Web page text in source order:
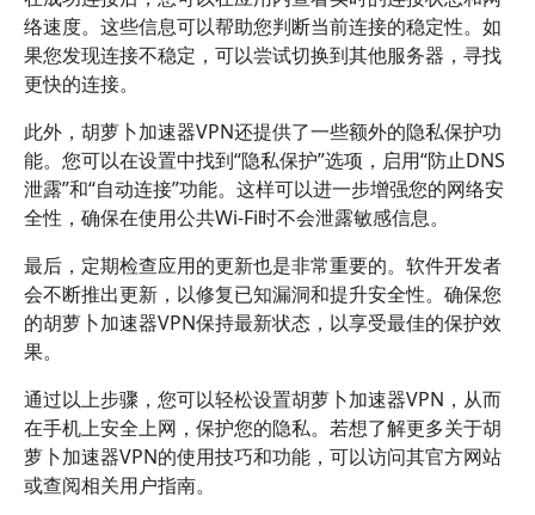
络速度。这些信息可以帮助您判断当前连接的稳定性。如
果您发现连接不稳定，可以尝试切换到其他服务器，寻找
更快的连接。
此外，胡萝卜加速器VPN还提供了一些额外的隐私保护功
能。您可以在设置中找到“隐私保护”选项，启用“防止DNS
泄露”和“自动连接”功能。这样可以进一步增强您的网络安
全性，确保在使用公共Wi-Fi时不会泄露敏感信息。
最后，定期检查应用的更新也是非常重要的。软件开发者
会不断推出更新，以修复已知漏洞和提升安全性。确保您
的胡萝卜加速器VPN保持最新状态，以享受最佳的保护效
果。
通过以上步骤，您可以轻松设置胡萝卜加速器VPN，从而
在手机上安全上网，保护您的隐私。若想了解更多关于胡
萝卜加速器VPN的使用技巧和功能，可以访问其官方网站
或查阅相关用户指南。